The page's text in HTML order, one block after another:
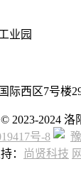
业园
际西区7号楼
2023-2024
号-8
： 尚贤科技